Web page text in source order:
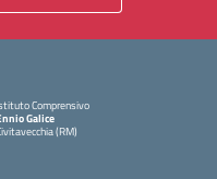
Comprensivo
Galice
(RM)